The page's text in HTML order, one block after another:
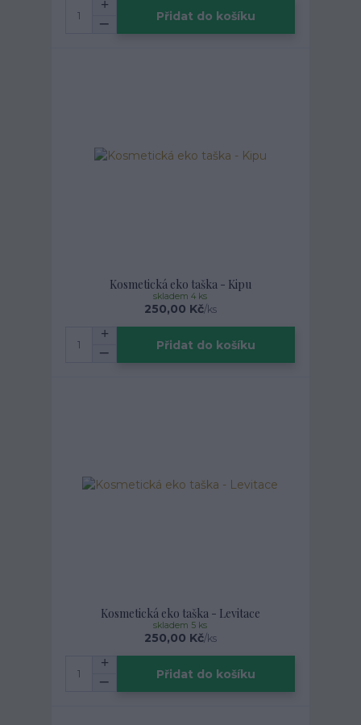
Přidat do košíku
Kosmetická eko taška - Kipu
250,00 Kč/ks
skladem 4 ks
Přidat do košíku
Kosmetická eko taška - Levitace
250,00 Kč/ks
skladem 5 ks
Přidat do košíku